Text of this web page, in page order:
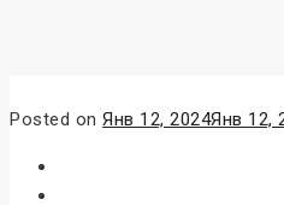
Posted on Янв 12, 2024Янв 12,